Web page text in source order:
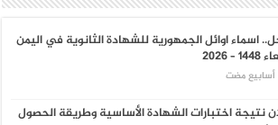
اوائل الجمهورية للشهادة الثانوية في اليمن
اختبارات الشهادة الأساسية وطريقة الحصول